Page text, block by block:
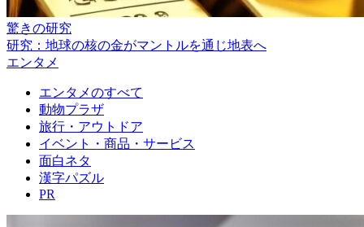
驚きの研究
研究：地球の核の金がマントルを通じ地表へ
エンタメ
エンタメのすべて
動物プラザ
旅行・アウトドア
イベント・商品・サービス
面白ネタ
漢字パズル
PR